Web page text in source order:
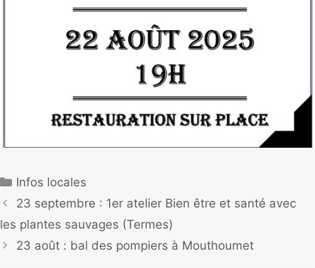
Infos locales
23 septembre : 1er atelier Bien être et santé avec
les plantes sauvages (Termes)
23 août : bal des pompiers à Mouthoumet